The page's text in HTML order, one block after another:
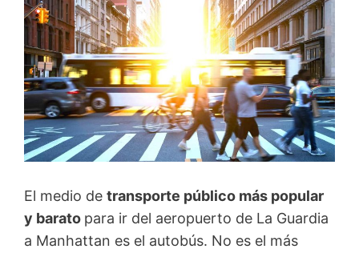
El medio de transporte público más popular
y barato para ir del aeropuerto de La Guardia
a Manhattan es el autobús. No es el más